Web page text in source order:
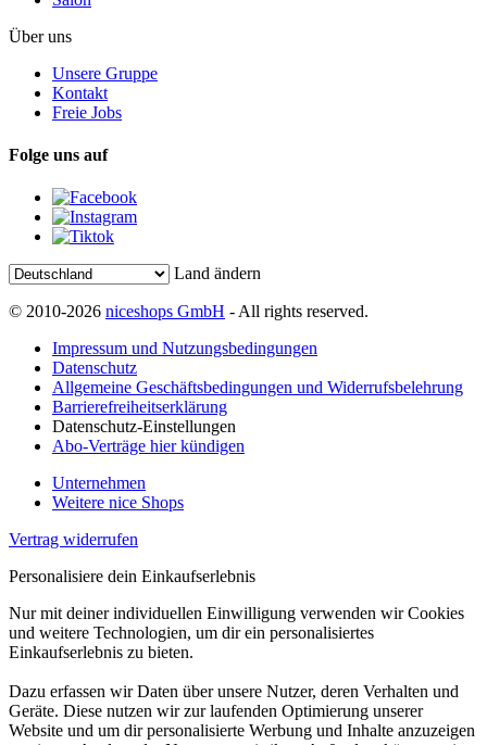
Über uns
Unsere Gruppe
Kontakt
Freie Jobs
Folge uns auf
Land ändern
© 2010-2026 niceshops GmbH - All rights reserved.
Impressum und Nutzungsbedingungen
Datenschutz
Allgemeine Geschäftsbedingungen und Widerrufsbelehrung
Barrierefreiheitserklärung
Datenschutz-Einstellungen
Abo-Verträge hier kündigen
Unternehmen
Weitere nice Shops
Vertrag widerrufen
Personalisiere dein Einkaufserlebnis
Nur mit deiner individuellen Einwilligung verwenden wir Cookies
und weitere Technologien, um dir ein personalisiertes
Einkaufserlebnis zu bieten.
Dazu erfassen wir Daten über unsere Nutzer, deren Verhalten und
Geräte. Diese nutzen wir zur laufenden Optimierung unserer
Website und um dir personalisierte Werbung und Inhalte anzuzeigen